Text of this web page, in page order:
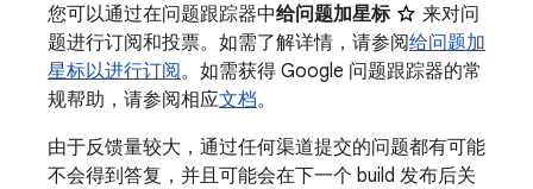
您可以通过在问题跟踪器中给问题加星标
来对问
题进行订阅和投票。如需了解详情，请参阅给问题加
星标以进行订阅。如需获得 Google 问题跟踪器的常
规帮助，请参阅相应文档。
由于反馈量较大，通过任何渠道提交的问题都有可能
不会得到答复，并且可能会在下一个 build 发布后关